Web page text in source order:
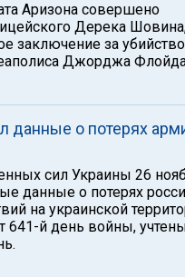
Аризона совершено
Дерека
заключение за убийство
Джорджа
данные о потерях
сил Украины 26
данные о потерях
на украинской
641-й день войны,